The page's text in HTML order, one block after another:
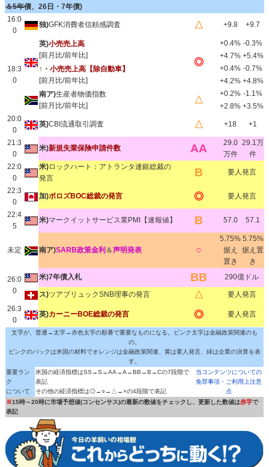
＆5年債、26日・7年債)
16:0
0
独)GFK消費者信頼感調査 △ +9.8 +9.7
18:3
0
英)小売売上高
[前月比/前年比]
◎
+0.4% -0.3%
+4.7% +5.4%
↑・ 小売売上高【除自動車】
[前月比/前年比]
+0.4% -0.7%
+4.2% +4.8%
南ア)生産者物価指数
[前月比/前年比]
△
+0.2% -1.1%
+2.8% +3.5%
20:0
0
英)CBI流通取引調査 △ +18 +1
21:3
0
米)新規失業保険申請件数 AA
29.0
万件
29.1万
件
22:0
0
米)ロックハート：アトランタ連銀総裁の
発言
B 要人発言
22:3
0
加)ポロズBOC総裁の発言 ◎ 要人発言
22:4
5
米)マークイットサービス業PMI【速報値】 B 57.0 57.1
未定 南ア)SARB政策金利 ＆声明発表 ○
5.75%
据え
置き
5.75%
据え置
き
26:0
0
米)7年債入札 BB 290億ドル
ス)ツアブリュックSNB理事の発言 △
要人発言
26:3
0
英)カーニーBOE総裁の発言 ◎ 要人発言
文字が、普通→太字→赤色太字の順番で重要なものになる。ピンク太字は金融政策関連のも
の。
ピンクのバックは米国の材料でオレンジは金融政策関連、黄は要人発言、緑は企業の決算を表
す。
重要ラン
ク
について
米国の経済指標はSS→S→AA→A→BB→B→Cの7段階で
表記
その他の経済指標は◎→○→△→×の4段階で表記
当コンテンツについての
免罪事項・ご利用上注意
点
※15時～20時に市場予想値(コンセンサス)の最新の数値をチェックし、更新した数値は赤字で
表記